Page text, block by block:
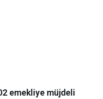
emekliye müjdeli